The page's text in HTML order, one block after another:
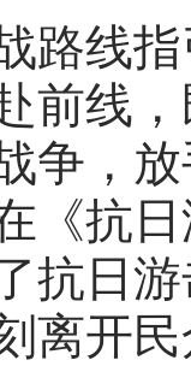
线指
前线
争，
《抗
抗日
离开